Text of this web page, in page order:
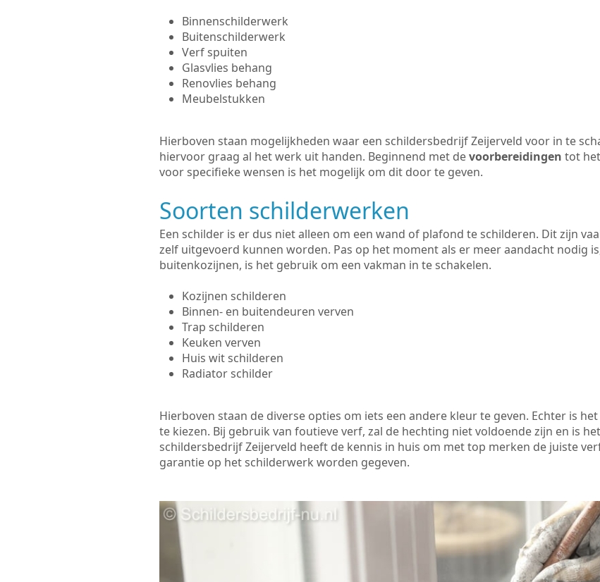
Binnenschilderwerk
Buitenschilderwerk
Verf spuiten
Glasvlies behang
Renovlies behang
Meubelstukken
Hierboven staan mogelijkheden waar een schildersbedrijf Zeijerveld voor in te
hiervoor graag al het werk uit handen. Beginnend met devoorbereidingen tot het
voor specifieke wensen is het mogelijk om dit door te geven.
Soorten schilderwerken
Een schilder is er dus niet alleen om een wand of plafond te schilderen. Dit zijn
zelf uitgevoerd kunnen worden. Pas op het moment als er meer aandacht nodig
buitenkozijnen, is het gebruik om een vakman in te schakelen.
Kozijnen schilderen
Binnen- en buitendeuren verven
Trap schilderen
Keuken verven
Huis wit schilderen
Radiator schilder
Hierboven staan de diverse opties om iets een andere kleur te geven. Echter is
te kiezen. Bij gebruik van foutieve verf, zal de hechting niet voldoende zijn en is
schildersbedrijf Zeijerveld heeft de kennis in huis om met top merken de juiste
garantie op het schilderwerk worden gegeven.